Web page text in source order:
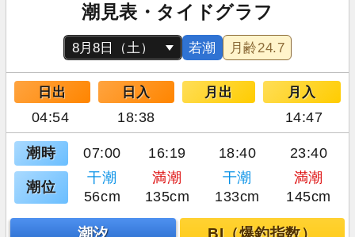
潮見表・タイドグラフ
若潮 月齢24.7
日出 日入 月出 月入
04:54 18:38 14:47
潮時 07:00 16:19 18:40 23:40
潮位
干潮 満潮 干潮
満潮
56cm
135cm 133cm 145cm
潮汐 BI（爆釣指数）